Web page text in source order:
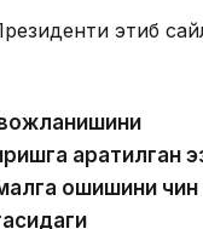
этиб
қаратилган
ошишини чин